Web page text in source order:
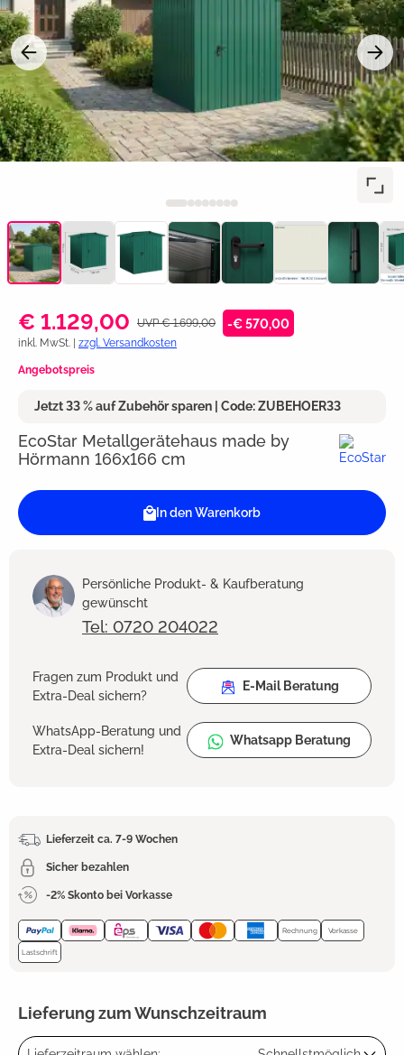
€ 1.129,00 UVP € 1.699,00 -€ 570,00
inkl. MwSt. | zzgl. Versandkosten
Angebotspreis
Jetzt 33 % auf Zubehör sparen | Code: ZUBEHOER33
EcoStar Metallgerätehaus made by
Hörmann 166x166 cm
In den Warenkorb
Persönliche Produkt- & Kaufberatung
gewünscht
Tel: 0720 204022
Fragen zum Produkt und
Extra-Deal sichern?
E-Mail Beratung
WhatsApp-Beratung und
Extra-Deal sichern!
Whatsapp Beratung
Lieferzeit ca. 7-9 Wochen
Sicher bezahlen
-2% Skonto bei Vorkasse
Rechnung Vorkasse
Lastschrift
Lieferung zum Wunschzeitraum